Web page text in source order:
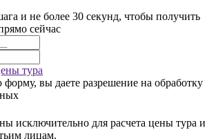
и не более 30 секунд, чтобы получить
сейчас
тура
вы даете разрешение на обработку
исключительно для расчета цены тура и
лицам.